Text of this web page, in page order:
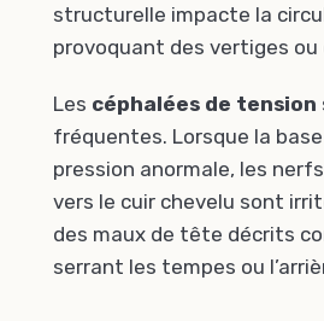
structurelle impacte la
provoquant des vertiges ou
Les céphalées de tension
fréquentes. Lorsque la
pression anormale, les
vers le cuir chevelu sont
des maux de tête décrits
serrant les tempes ou